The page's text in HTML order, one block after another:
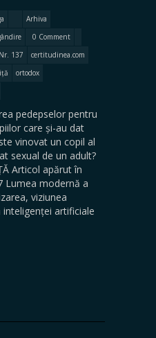
Arhiva
0 Comment
137
certitudinea.com
ortodox
pedepselor pentru
care și-au dat
vinovat un copil al
sexual de un adult?
Articol apărut în
Lumea modernă a
viziunea
artificiale